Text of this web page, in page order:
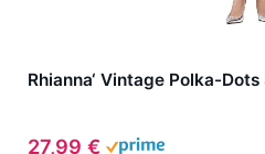
Rhianna‘ Vintage Polka-
27,99 €